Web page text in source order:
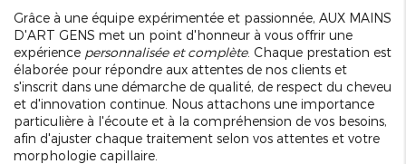
Grâce à une équipe expérimentée et passionnée, AUX MAINS
D'ART GENS met un point d'honneur à vous offrir une
expérience personnalisée et complète. Chaque prestation est
élaborée pour répondre aux attentes de nos clients et
s'inscrit dans une démarche de qualité, de respect du cheveu
et d'innovation continue. Nous attachons une importance
particulière à l'écoute et à la compréhension de vos besoins,
afin d'ajuster chaque traitement selon vos attentes et votre
morphologie capillaire.